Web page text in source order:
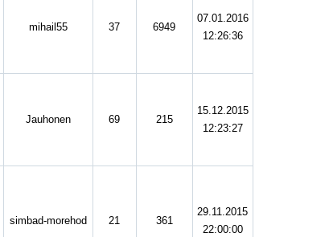
mihail55 37 6949
07.01.2016
12:26:36
Jauhonen 69 215
15.12.2015
12:23:27
simbad-morehod 21 361
29.11.2015
22:00:00